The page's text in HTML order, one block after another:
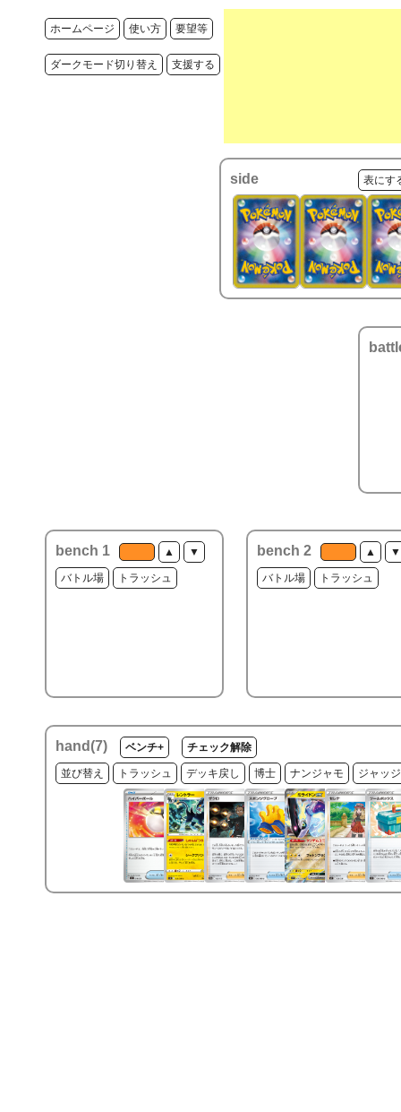
ホームページ 使い方 要望等
ダークモード切り替え 支援する
side 表にす
bench 1 ▲ ▼
バトル場 トラッシュ
bench 2 ▲ ▼
バトル場 トラッシュ
hand(7) ベンチ+ チェック解除
並び替え トラッシュ デッキ戻し 博士 ナンジャモ ジャッ